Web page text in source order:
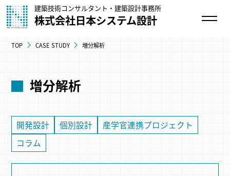
建築技術コンサルタント・建築設計事務所
株式会社日本システム設計
TOP CASE STUDY 増分解析
増分解析
開発設計 個別設計
産学官連携プロジェクト
コラム